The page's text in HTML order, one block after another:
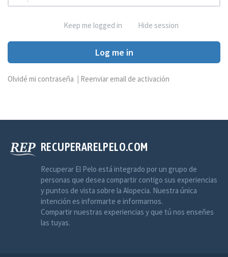
Keep me logged in Hide session
Log me in
Olvidé mi contraseña Reenviar email de activación
RECUPERARELPELO.COM
Recuperar El Pelo está integrado por un grupo de
personas que desea compartir contigo sus experiencias
y puntos de vista sobre la Alopecia. Nuestra única
intención es informarte e informarnos.
Compartir nuestras experiencias y que tú nos enseñes
las tuyas.